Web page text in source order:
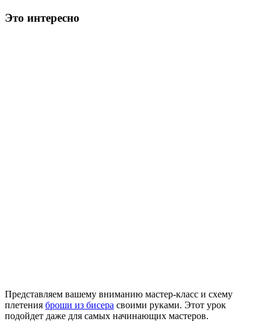
Это интересно
Представляем вашему вниманию мастер-класс и схему
плетения броши из бисера своими руками. Этот урок
подойдет даже для самых начинающих мастеров.